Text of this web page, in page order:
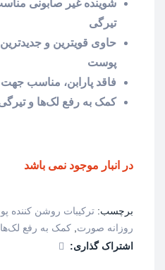
شوینده غیر صابونی
تیرگی
حاوی قویترین و
پوست
فاقد پارابن، مناسب
کمک به رفع لک‌ها و
در انبار موجود نمی باشد
برچسب: ترکیبات روشن کننده
روزانه صورت, کمک به رفع
اشتراک گذاری: